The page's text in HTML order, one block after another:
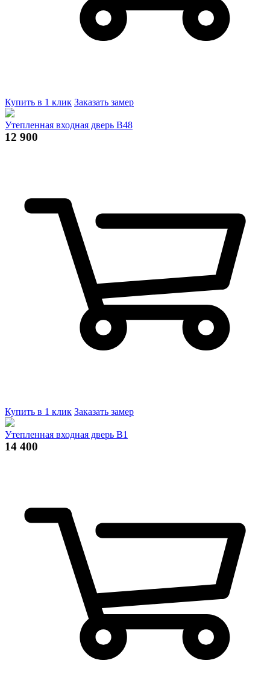
Купить в 1 клик Заказать замер
Утепленная входная дверь В48
12 900
Купить в 1 клик Заказать замер
Утепленная входная дверь В1
14 400